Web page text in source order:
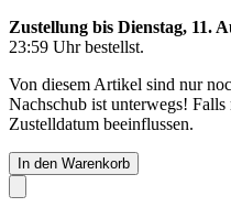
Zustellung bis Dienstag, 11.
23:59 Uhrbestellst.
Von diesem Artikel sind nur
Nachschub ist unterwegs!
Zustelldatum beeinflussen.
In den Warenkorb